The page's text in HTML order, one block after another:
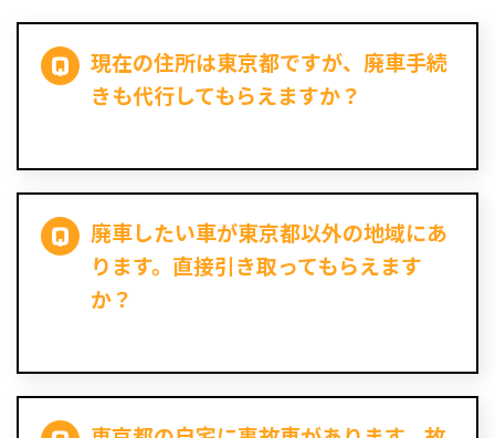
現在の住所は東京都ですが、廃車手続
きも代行してもらえますか？
廃車したい車が東京都以外の地域にあ
ります。直接引き取ってもらえます
か？